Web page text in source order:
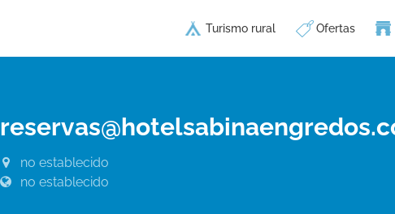
Turismo rural Ofertas
no establecido
no establecido